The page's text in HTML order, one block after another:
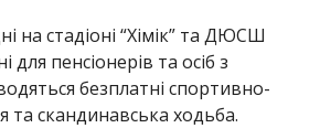
на стадіоні “Хімік” та ДЮСШ
для пенсіонерів та осіб з
безплатні спортивно-
та скандинавська ходьба.